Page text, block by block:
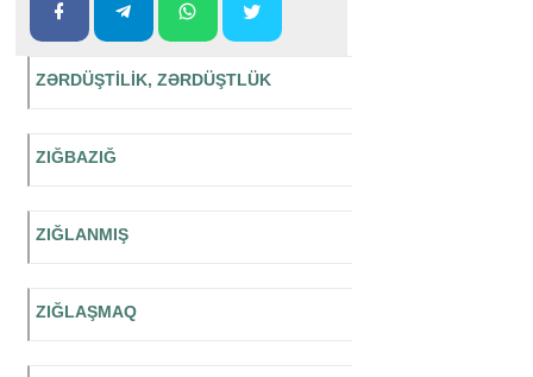
ZƏRDÜŞTİLİK, ZƏRDÜŞTLÜK
ZIĞBAZIĞ
ZIĞLANMIŞ
ZIĞLAŞMAQ